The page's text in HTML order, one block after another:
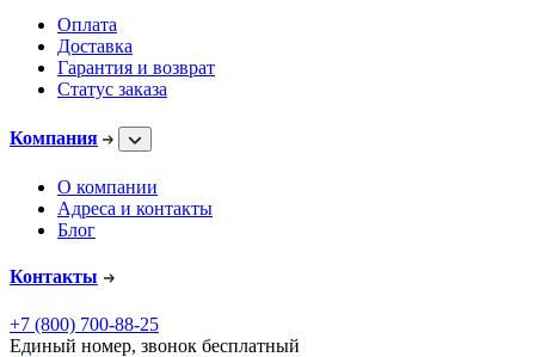
Оплата
Доставка
Гарантия и возврат
Статус заказа
Компания
О компании
Адреса и контакты
Блог
Контакты
+7 (800) 700-88-25
Единый номер, звонок бесплатный